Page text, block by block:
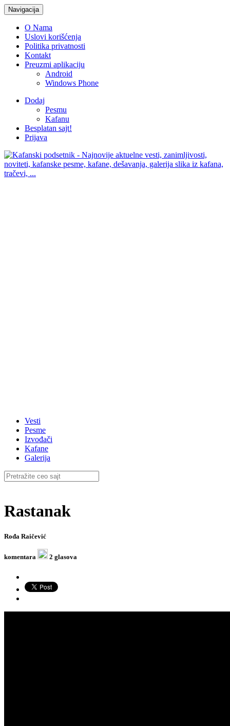
Navigacija
O Nama
Uslovi korišćenja
Politika privatnosti
Kontakt
Preuzmi aplikaciju
Android
Windows Phone
Dodaj
Pesmu
Kafanu
Besplatan sajt!
Prijava
Vesti
Pesme
Izvođači
Kafane
Galerija
Rastanak
Rođa Raičević
komentara 2 glasova